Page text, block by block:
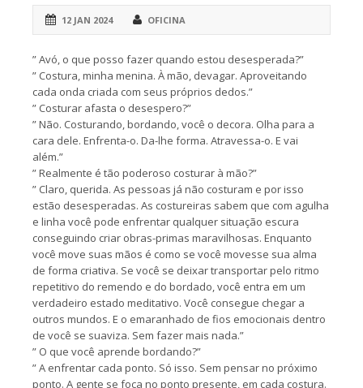
12 JAN 2024 OFICINA
” Avó, o que posso fazer quando estou desesperada?”
” Costura, minha menina. À mão, devagar. Aproveitando
cada onda criada com seus próprios dedos.”
” Costurar afasta o desespero?”
” Não. Costurando, bordando, você o decora. Olha para a
cara dele. Enfrenta-o. Da-lhe forma. Atravessa-o. E vai
além.”
” Realmente é tão poderoso costurar à mão?”
” Claro, querida. As pessoas já não costuram e por isso
estão desesperadas. As costureiras sabem que com agulha
e linha você pode enfrentar qualquer situação escura
conseguindo criar obras-primas maravilhosas. Enquanto
você move suas mãos é como se você movesse sua alma
de forma criativa. Se você se deixar transportar pelo ritmo
repetitivo do remendo e do bordado, você entra em um
verdadeiro estado meditativo. Você consegue chegar a
outros mundos. E o emaranhado de fios emocionais dentro
de você se suaviza. Sem fazer mais nada.”
” O que você aprende bordando?”
” A enfrentar cada ponto. Só isso. Sem pensar no próximo
ponto. A gente se foca no ponto presente, em cada costura.